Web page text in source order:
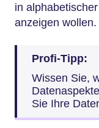
in
anzeigen wollen.
Profi-Tipp:
Wissen Sie,
Sie Ihre